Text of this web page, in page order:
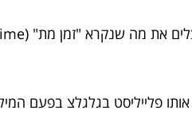
פלייליסט בגלגלצ בפעם